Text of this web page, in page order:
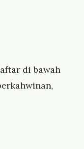
di bawah